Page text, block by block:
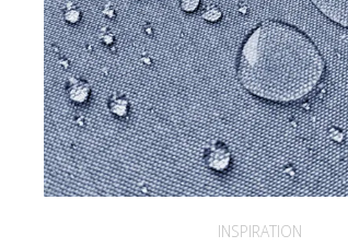
INSPIRATION